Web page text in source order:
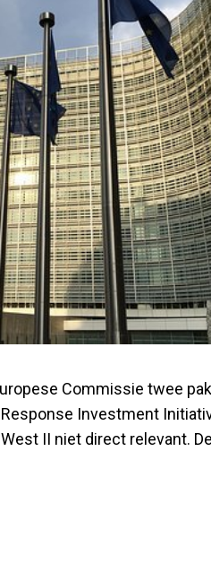
Commissie twee
Investment
II niet direct relevant.